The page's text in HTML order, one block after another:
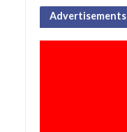
Advertisements